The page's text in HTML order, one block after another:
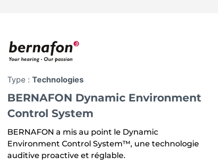
Type : Technologies
BERNAFON Dynamic Environment
Control System
BERNAFON a mis au point le Dynamic
Environment Control System™, une technologie
auditive proactive et réglable.